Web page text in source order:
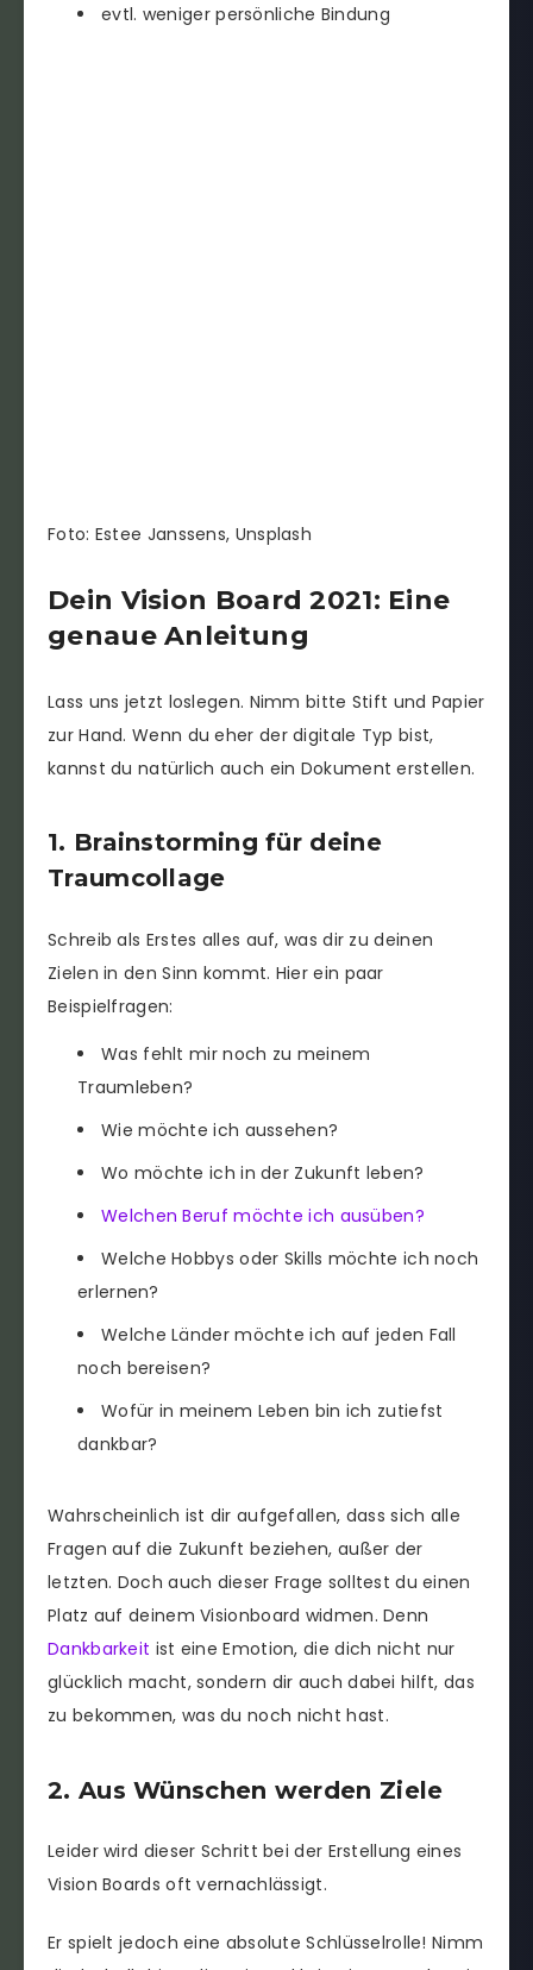
evtl. weniger persönliche Bindung
Foto: Estee Janssens, Unsplash
Dein Vision Board 2021: Eine
genaue Anleitung
Lass uns jetzt loslegen. Nimm bitte Stift und Papier
zur Hand. Wenn du eher der digitale Typ bist,
kannst du natürlich auch ein Dokument erstellen.
1. Brainstorming für deine
Traumcollage
Schreib als Erstes alles auf, was dir zu deinen
Zielen in den Sinn kommt. Hier ein paar
Beispielfragen:
Was fehlt mir noch zu meinem
Traumleben?
Wie möchte ich aussehen?
Wo möchte ich in der Zukunft leben?
Welchen Beruf möchte ich ausüben?
Welche Hobbys oder Skills möchte ich noch
erlernen?
Welche Länder möchte ich auf jeden Fall
noch bereisen?
Wofür in meinem Leben bin ich zutiefst
dankbar?
Wahrscheinlich ist dir aufgefallen, dass sich alle
Fragen auf die Zukunft beziehen, außer der
letzten. Doch auch dieser Frage solltest du einen
Platz auf deinem Visionboard widmen. Denn
Dankbarkeit ist eine Emotion, die dich nicht nur
glücklich macht, sondern dir auch dabei hilft, das
zu bekommen, was du noch nicht hast.
2. Aus Wünschen werden Ziele
Leider wird dieser Schritt bei der Erstellung eines
Vision Boards oft vernachlässigt.
Er spielt jedoch eine absolute Schlüsselrolle! Nimm